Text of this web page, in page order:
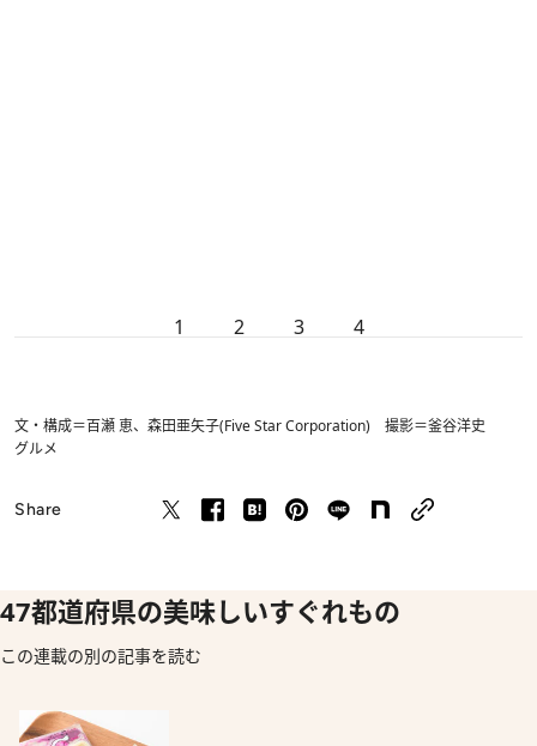
1 2 3 4
文・構成＝百瀬 恵、森田亜矢子(Five Star Corporation) 撮影＝釜谷洋史
グルメ
Share
47都道府県の美味しいすぐれもの
この連載の別の記事を読む